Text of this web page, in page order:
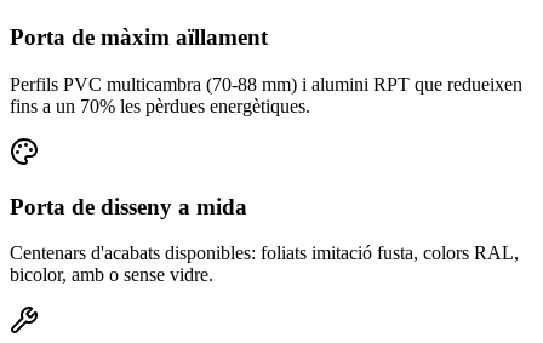
Porta de màxim aïllament
Perfils PVC multicambra (70-88 mm) i alumini RPT que redueixen
fins a un 70% les pèrdues energètiques.
Porta de disseny a mida
Centenars d'acabats disponibles: foliats imitació fusta, colors RAL,
bicolor, amb o sense vidre.